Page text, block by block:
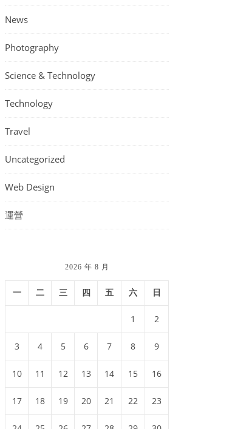
News
Photography
Science & Technology
Technology
Travel
Uncategorized
Web Design
運營
2026 年 8 月
一 二 三 四 五 六 日
1 2
3 4 5 6 7 8 9
10 11 12 13 14 15 16
17 18 19 20 21 22 23